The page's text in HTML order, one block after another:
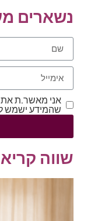
נשארים
אני מאשר.ת את
שהמידע ישמש
שווה